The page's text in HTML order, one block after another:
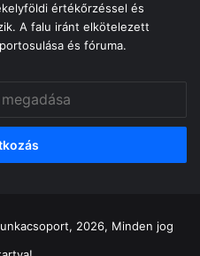
értékőrzéssel és
A falu iránt elkötelezett
és fóruma.
2026, Minden jog